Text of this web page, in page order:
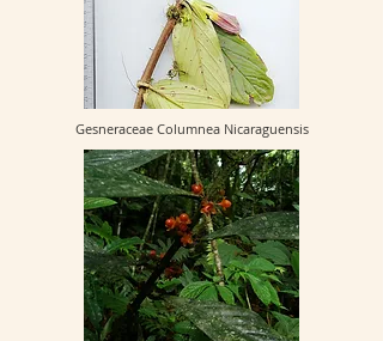
Gesneraceae Columnea Nicaraguensis